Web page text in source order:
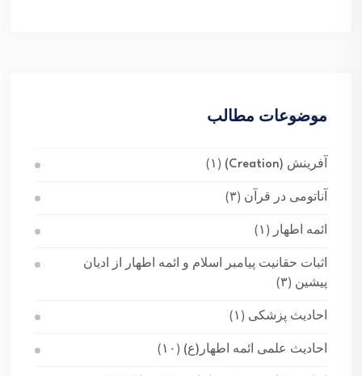
موضوعات مطالب
آفرینش (Creation) (۱)
آناتومی در قرآن (۳)
ائمه اطهار (۱)
اثبات حقانیت پیامبر اسلام و ائمه اطهار از ادیان
پیشین (۳)
احادیث پزشکی (۱)
احادیث علمی ائمه اطهار(ع) (۱۰)